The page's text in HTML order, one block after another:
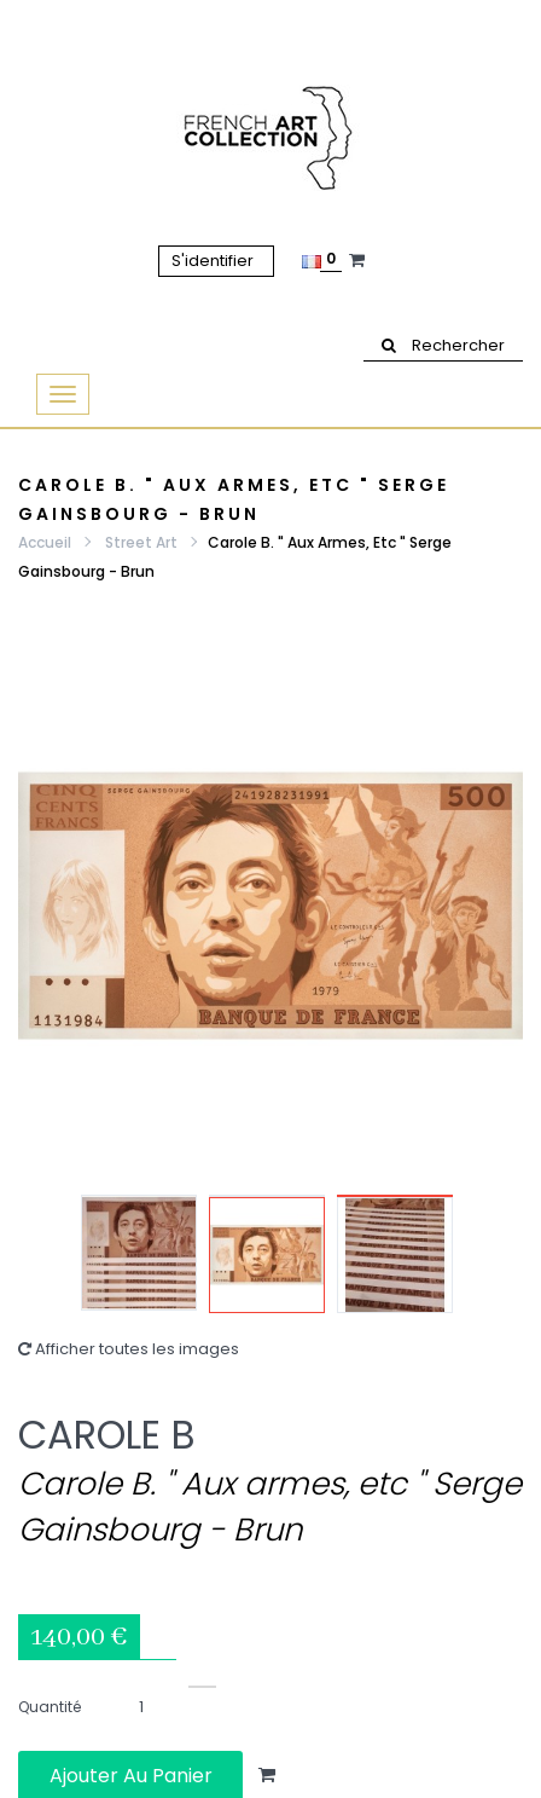
S'identifier 0
Rechercher
Basculer
la
CAROLE B. " AUX ARMES, ETC " SERGE
GAINSBOURG - BRUN
Accueil Street Art
Carole B. " Aux Armes, Etc " Serge
Gainsbourg - Brun
Afficher toutes les images
CAROLE B
Carole B. " Aux armes, etc " Serge
Gainsbourg - Brun
140,00 €
Quantité
Ajouter Au Panier